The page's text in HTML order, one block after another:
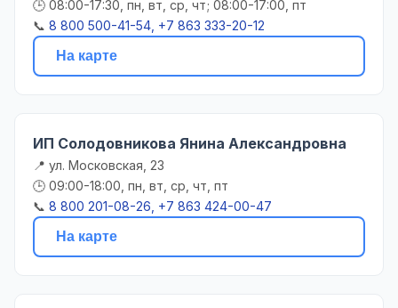
🕒 08:00-17:30, пн, вт, ср, чт; 08:00-17:00, пт
📞 8 800 500-41-54, +7 863 333-20-12
На карте
ИП Солодовникова Янина Александровна
📍 ул. Московская, 23
🕒 09:00-18:00, пн, вт, ср, чт, пт
📞 8 800 201-08-26, +7 863 424-00-47
На карте